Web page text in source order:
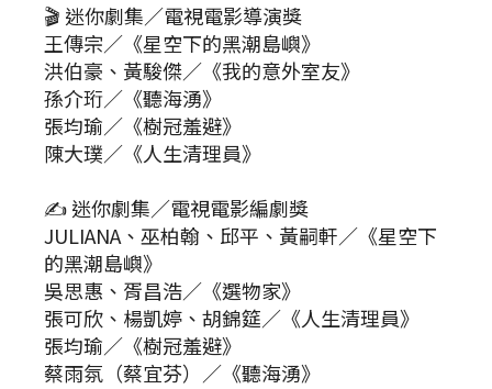
🎬 迷你劇集／電視電影導演獎
王傳宗／《星空下的黑潮島嶼》
洪伯豪、黃駿傑／《我的意外室友》
孫介珩／《聽海湧》
張均瑜／《樹冠羞避》
陳大璞／《人生清理員》
✍ 迷你劇集／電視電影編劇獎
JULIANA、巫柏翰、邱平、黃嗣軒／《星空下
的黑潮島嶼》
吳思惠、胥昌浩／《選物家》
張可欣、楊凱婷、胡錦筵／《人生清理員》
張均瑜／《樹冠羞避》
蔡雨氛（蔡宜芬）／《聽海湧》